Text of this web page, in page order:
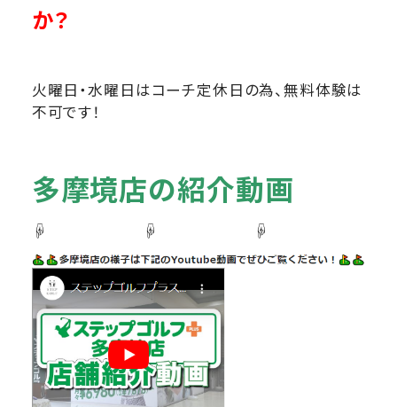
か？
火曜日・水曜日はコーチ定休日の為、無料体験は
不可です！
多摩境店の紹介動画
☟ ☟ ☟